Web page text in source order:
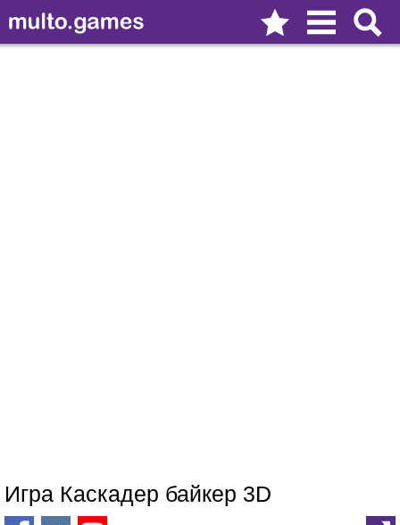
Игра Каскадер байкер 3D